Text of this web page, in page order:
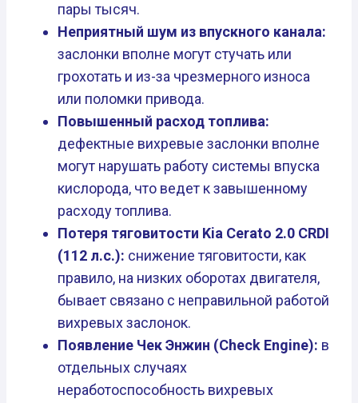
пары тысяч.
Неприятный шум из впускного канала:
заслонки вполне могут стучать или
грохотать и из-за чрезмерного износа
или поломки привода.
Повышенный расход топлива:
дефектные вихревые заслонки вполне
могут нарушать работу системы впуска
кислорода, что ведет к завышенному
расходу топлива.
Потеря тяговитости Kia Cerato 2.0 CRDI
(112 л.с.): снижение тяговитости, как
правило, на низких оборотах двигателя,
бывает связано с неправильной работой
вихревых заслонок.
Появление Чек Энжин (Check Engine): в
отдельных случаях
неработоспособность вихревых